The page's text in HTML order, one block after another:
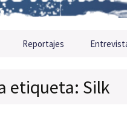
Reportajes
etiqueta: Silk